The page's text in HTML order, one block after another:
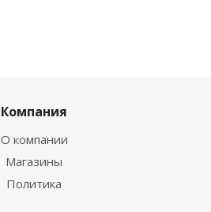
Компания
О компании
Магазины
Политика